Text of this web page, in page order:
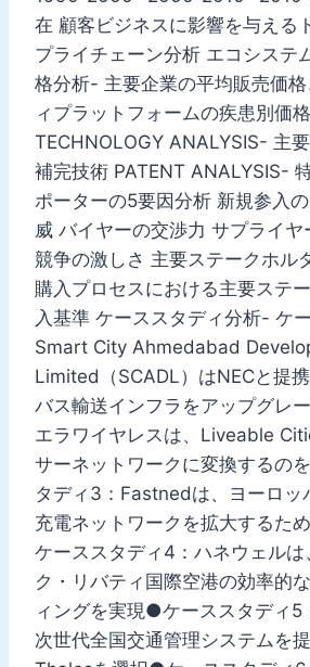
在 顧客ビジネスに影響を与える
プライチェーン分析 エコシステ
格分析- 主要企業の平均販売価
ィプラットフォームの疾患別価
TECHNOLOGY ANALYSIS- 主
補完技術 PATENT ANALYSIS-
ポーターの5要因分析 新規参入
威 バイヤーの交渉力 サプライ
競争の激しさ 主要ステークホル
購入プロセスにおける主要ステ
入基準 ケーススタディ分析- ケ
Smart City Ahmedabad
Limited（SCADL）はNECと提
バス輸送インフラをアップグレ
エラワイヤレスは、Liveable
サーネットワークに変換するの
タディ3：Fastnedは、ヨーロッ
充電ネットワークを拡大するた
ケーススタディ4：ハネウェルは
ク・リバティ国際空港の効率的
ィングを実現●ケーススタディ5
次世代全国交通管理システムを